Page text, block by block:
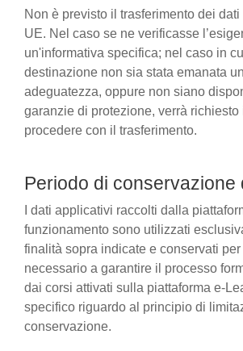
Non è previsto il trasferimento dei
UE. Nel caso se ne verificasse
un'informativa specifica; nel caso in
destinazione non sia stata emanata
adeguatezza, oppure non siano
garanzie di protezione, verrà
procedere con il trasferimento.
Periodo di conservazione
I dati applicativi raccolti dalla
funzionamento sono utilizzati
finalità sopra indicate e conservati
necessario a garantire il processo
dai corsi attivati sulla piattaforma e-
specifico riguardo al principio di
conservazione.